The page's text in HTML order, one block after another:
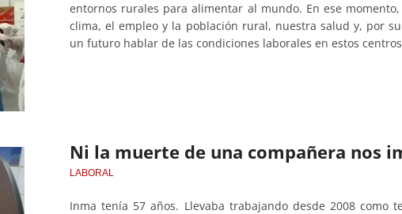
entornos rurales para alimentar al mundo. En ese
clima, el empleo y la población rural, nuestra salud y, por
un futuro hablar de las condiciones laborales en estos
Ni la muerte de una compañera nos
LABORAL
Inma tenía 57 años. Llevaba trabajando desde 2008 como